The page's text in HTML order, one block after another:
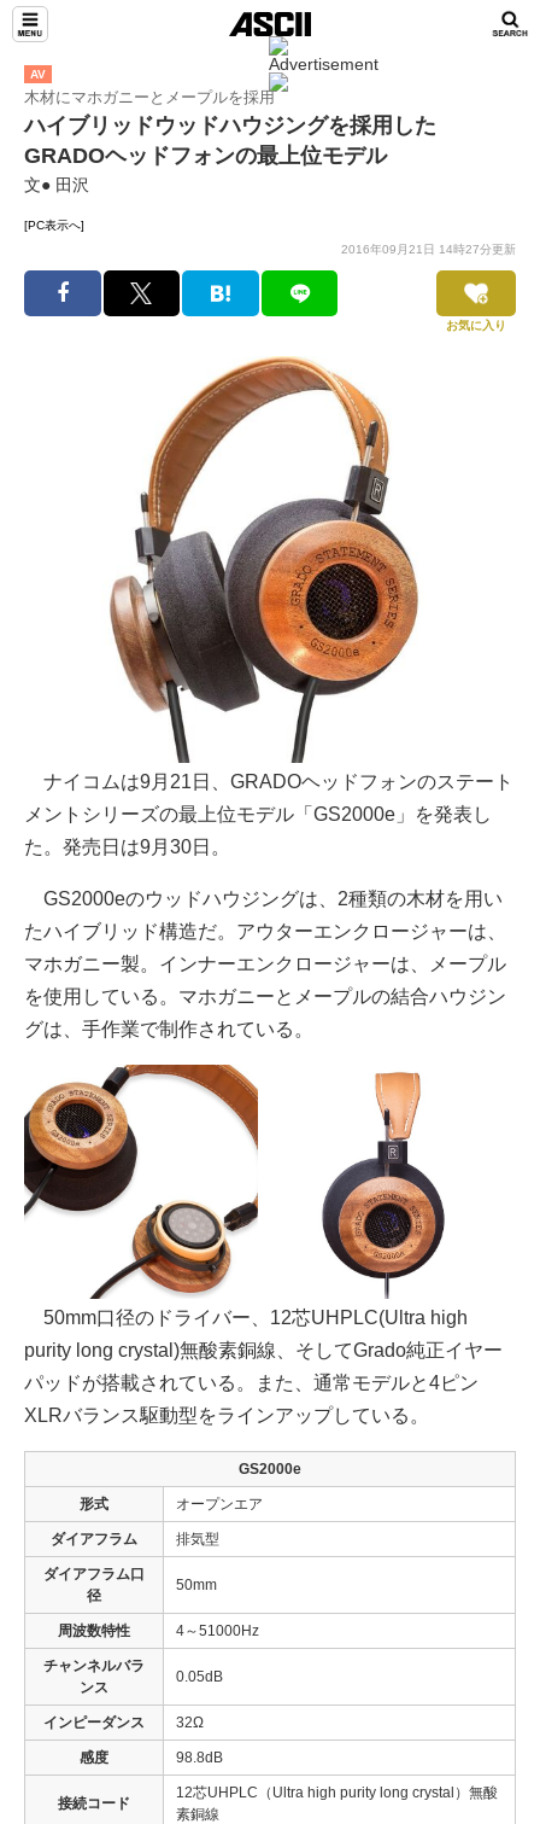
AV
木材にマホガニーとメープルを採用
ハイブリッドウッドハウジングを採用した
GRADOヘッドフォンの最上位モデル
文● 田沢
[PC表示へ]
2016年09月21日 14時27分更新
お気に入り
ナイコムは9月21日、GRADOヘッドフォンのステート
メントシリーズの最上位モデル「GS2000e」を発表し
た。発売日は9月30日。
GS2000eのウッドハウジングは、2種類の木材を用い
たハイブリッド構造だ。アウターエンクロージャーは、
マホガニー製。インナーエンクロージャーは、メープル
を使用している。マホガニーとメープルの結合ハウジン
グは、手作業で制作されている。
50mm口径のドライバー、12芯UHPLC(Ultra high
purity long crystal)無酸素銅線、そしてGrado純正イヤー
パッドが搭載されている。また、通常モデルと4ピン
XLRバランス駆動型をラインアップしている。
GS2000e
形式 オープンエア
ダイアフラム 排気型
ダイアフラム口
径
50mm
周波数特性 4～51000Hz
チャンネルバラ
ンス
0.05dB
インピーダンス 32Ω
感度 98.8dB
接続コード
12芯UHPLC（Ultra high purity long crystal）無酸
素銅線